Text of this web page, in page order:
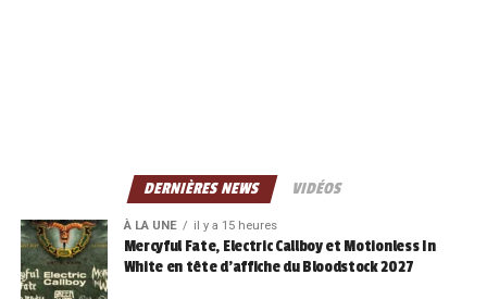
DERNIÈRES NEWS VIDÉOS
À LA UNE il y a 15 heures
Mercyful Fate, Electric Callboy et Motionless In
White en tête d’affiche du Bloodstock 2027